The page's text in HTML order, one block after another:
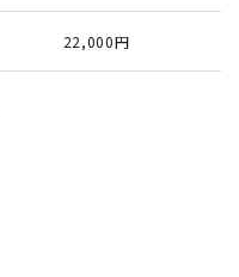
22,000円